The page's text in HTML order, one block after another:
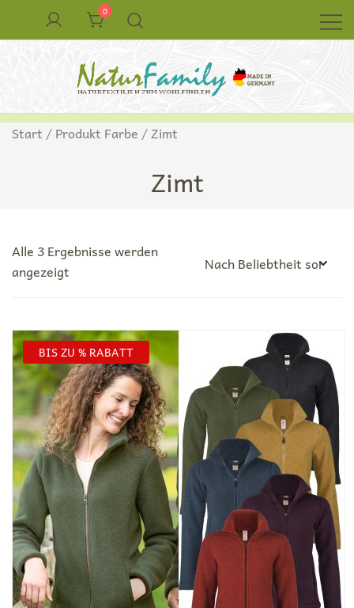
0
NaturFamily Shop – Naturtextilien für
Babys, Kinder und ganze Familie
Naturkleidung aus Wolle und Seide
Start / Produkt Farbe / Zimt
Zimt
Alle 3 Ergebnisse werden
angezeigt
BIS ZU % RABATT